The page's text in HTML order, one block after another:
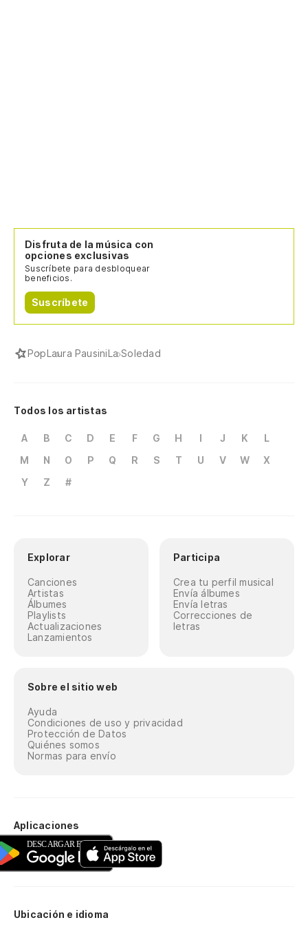
Disfruta de la música con
opciones exclusivas
Suscríbete para desbloquear
beneficios.
Suscríbete
PopLaura PausiniLa Soledad
Todos los artistas
A B C D E F G H I J K
L
M
N O P Q R S T U V W
X
Y
Z #
Explorar
Canciones
Artistas
Álbumes
Playlists
Actualizaciones
Lanzamientos
Participa
Crea tu perfil musical
Envía álbumes
Envía letras
Correcciones de
letras
Sobre el sitio web
Ayuda
Condiciones de uso y privacidad
Protección de Datos
Quiénes somos
Normas para envío
Aplicaciones
Ubicación e idioma